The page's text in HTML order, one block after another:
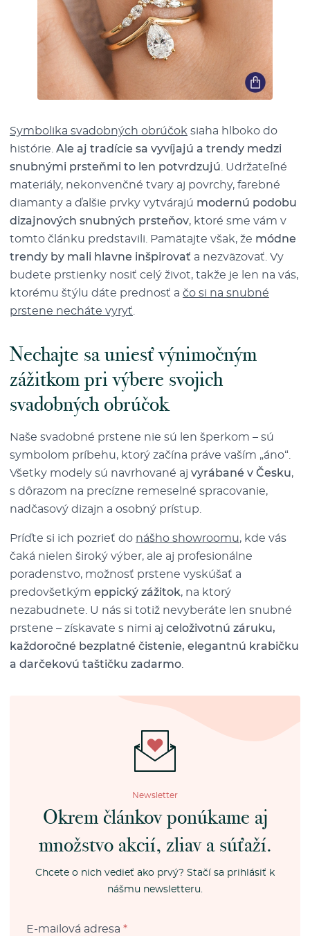
Symbolika svadobných obrúčok siaha hlboko do
histórie. Ale aj tradície sa vyvíjajú a trendy medzi
snubnými prsteňmi to len potvrdzujú . Udržateľné
materiály, nekonvenčné tvary aj povrchy, farebné
diamanty a ďalšie prvky vytvárajú modernú podobu
dizajnových snubných prsteňov, ktoré sme vám v
tomto článku predstavili. Pamätajte však, že módne
trendy by mali hlavne inšpirovať a nezväzovať. Vy
budete prstienky nosiť celý život, takže je len na vás,
ktorému štýlu dáte prednosť a čo si na snubné
prstene necháte vyryť
Nechajte sa uniesť výnimočným
zážitkom pri výbere svojich
svadobných obrúčok
Naše svadobné prstene nie sú len šperkom – sú
symbolom príbehu, ktorý začína práve vaším „áno“.
Všetky modely sú navrhované aj vyrábané v Česku,
s dôrazom na precízne remeselné spracovanie,
nadčasový dizajn a osobný prístup.
Príďte si ich pozrieť do nášho showroomu, kde vás
čaká nielen široký výber, ale aj profesionálne
poradenstvo, možnosť prstene vyskúšať a
predovšetkým eppický zážitok, na ktorý
nezabudnete. U nás si totiž nevyberáte len snubné
prstene – získavate s nimi aj celoživotnú záruku,
každoročné bezplatné čistenie, elegantnú krabičku
a darčekovú taštičku zadarmo
Newsletter
Okrem článkov ponúkame aj
množstvo akcií, zliav a súťaží.
Chcete o nich vedieť ako prvý? Stačí sa prihlásiť k
nášmu newsletteru.
E-mailová adresa *